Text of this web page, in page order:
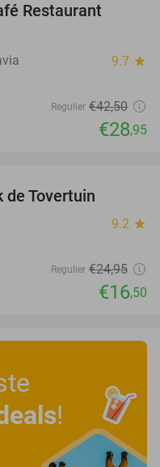
Restaurant
9.7 star
Regulier €42,50
€28,95
de Tovertuin
9.2 star
Regulier €24,95
€16,50
!